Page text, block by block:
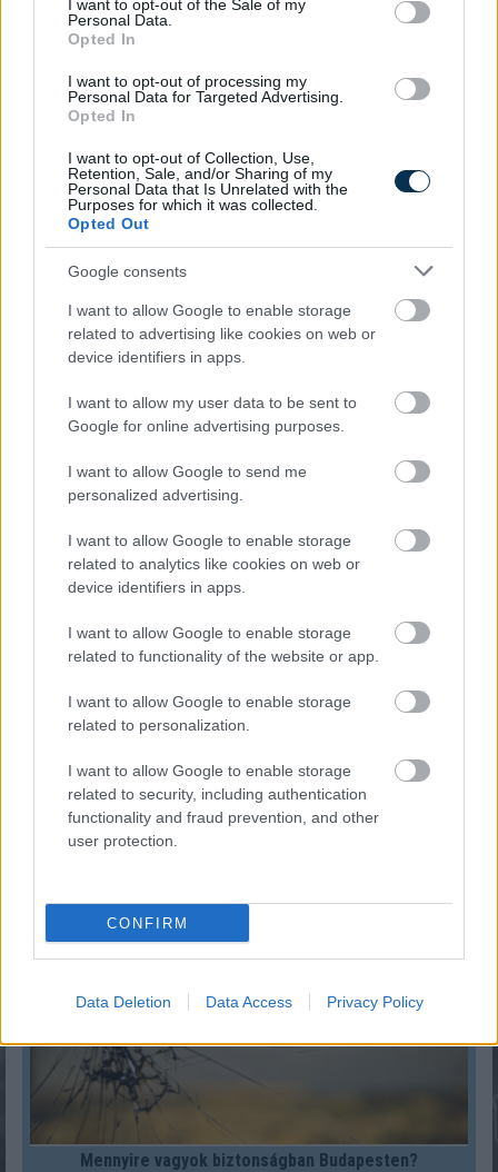
I want to opt-out of the Sale of my
Personal Data.
Opted In
I want to opt-out of processing my
Personal Data for Targeted Advertising.
Opted In
I want to opt-out of Collection, Use,
Retention, Sale, and/or Sharing of my
Personal Data that Is Unrelated with the
Purposes for which it was collected.
Opted Out
Google consents
I want to allow Google to enable storage
related to advertising like cookies on web or
device identifiers in apps.
I want to allow my user data to be sent to
Google for online advertising purposes.
I want to allow Google to send me
personalized advertising.
I want to allow Google to enable storage
related to analytics like cookies on web or
device identifiers in apps.
I want to allow Google to enable storage
related to functionality of the website or app.
I want to allow Google to enable storage
related to personalization.
I want to allow Google to enable storage
related to security, including authentication
functionality and fraud prevention, and other
user protection.
CONFIRM
Data Deletion Data Access Privacy Policy
kerül az ebédünkbe
2026.08.09. 09:00
És ezeket kiszámoltad már?
Mennyire vagyok biztonságban Budapesten?